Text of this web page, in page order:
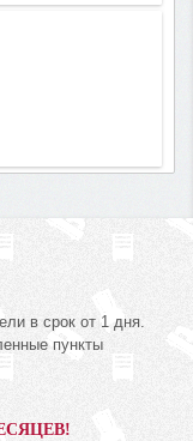
в срок от 1 дня.
пункты